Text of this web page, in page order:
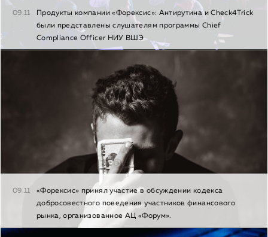
09.11
Продукты компании «Форексис»: Антирутина и Check4Trick
были представлены слушателям программы Chief
Сompliance Officer НИУ ВШЭ
09.11
«Форексис» принял участие в обсуждении кодекса
добросовестного поведения участников финансового
рынка, организованное АЦ «Форум».